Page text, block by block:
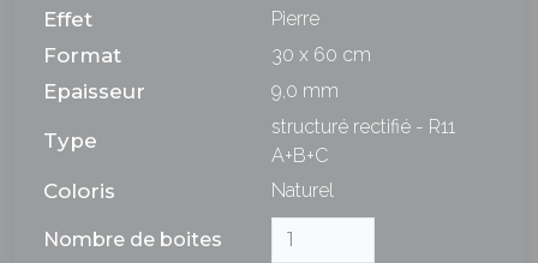
Effet Pierre
Format 30 x 60 cm
Epaisseur 9,0 mm
Type
structuré rectifié - R11
A+B+C
Coloris Naturel
Nombre de boites